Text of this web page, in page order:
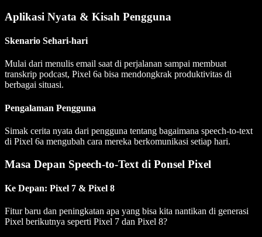
Aplikasi Nyata & Kisah Pengguna
Skenario Sehari-hari
Mulai dari menulis email saat di perjalanan sampai membuat
transkrip podcast, Pixel 6a bisa mendongkrak produktivitas di
berbagai situasi.
Pengalaman Pengguna
Simak cerita nyata dari pengguna tentang bagaimana speech-to-text
di Pixel 6a mengubah cara mereka berkomunikasi setiap hari.
Masa Depan Speech-to-Text di Ponsel Pixel
Ke Depan: Pixel 7 & Pixel 8
Fitur baru dan peningkatan apa yang bisa kita nantikan di generasi
Pixel berikutnya seperti Pixel 7 dan Pixel 8?